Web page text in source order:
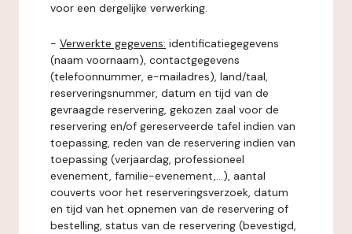
voor een dergelijke verwerking.
- Verwerkte gegevens: identificatiegegevens
(naam voornaam), contactgegevens
(telefoonnummer, e-mailadres), land/taal,
reserveringsnummer, datum en tijd van de
gevraagde reservering, gekozen zaal voor de
reservering en/of gereserveerde tafel indien van
toepassing, reden van de reservering indien van
toepassing (verjaardag, professioneel
evenement, familie-evenement,...), aantal
couverts voor het reserveringsverzoek, datum
en tijd van het opnemen van de reservering of
bestelling, status van de reservering (bevestigd,